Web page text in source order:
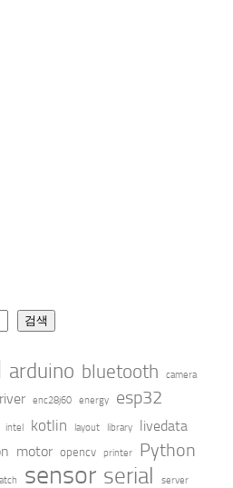
검색
arduino bluetooth camera
enc28j60 energy esp32
intel kotlin layout library livedata
motor opencv printer Python
sensor serial server